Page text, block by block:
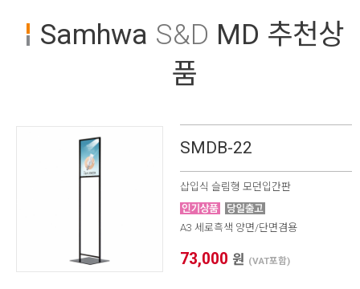
* 가로(W) X 세로(H) / 기재 사이즈 단위 mm 프레임 사이즈 자
동 계산하기(이미지 출력 / 보이는 화면)
2. 프레임 외곽 사이즈 X
3. 이미지 출력 사이즈 X
* 프레임 외곽 사이즈를 기입하면 [이미지 및 보이는 화면 사이
즈] 자동으로 계산됩니다.
Samhwa S&D MD 추천상
품
SMDB-22
삽입식 슬림형 모던입간판
A3 세로흑색 양면/단면겸용
73,000 원 (VAT포함)